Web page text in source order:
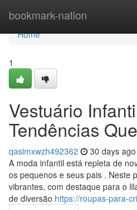
bookmark-nation
Home
Home
1
Vestuário
Tendências
qasimxwzh492362 30 days ago
A moda infantil está repleta de
os pequenos e seus pais . Neste
vibrantes, com destaque para o
de diversão https://roupas-para-